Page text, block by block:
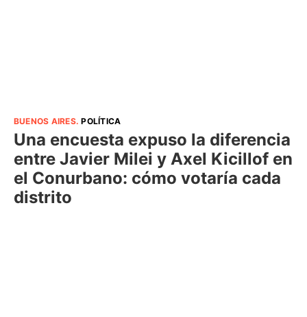
BUENOS AIRES.POLÍTICA
Una encuesta expuso la diferencia
entre Javier Milei y Axel Kicillof en
el Conurbano: cómo votaría cada
distrito